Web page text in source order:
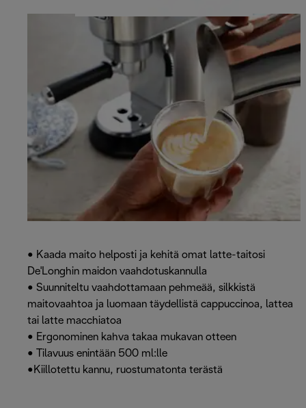
• Kaada maito helposti ja kehitä omat latte-taitosi
De'Longhin maidon vaahdotuskannulla
• Suunniteltu vaahdottamaan pehmeää, silkkistä
maitovaahtoa ja luomaan täydellistä cappuccinoa, lattea
tai latte macchiatoa
• Ergonominen kahva takaa mukavan otteen
• Tilavuus enintään 500 ml:lle
•Kiillotettu kannu, ruostumatonta terästä